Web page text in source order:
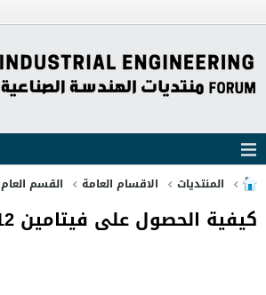
المنتديات الاقسام العامة القسم العام
كيفية الحصول على فيتامين b12